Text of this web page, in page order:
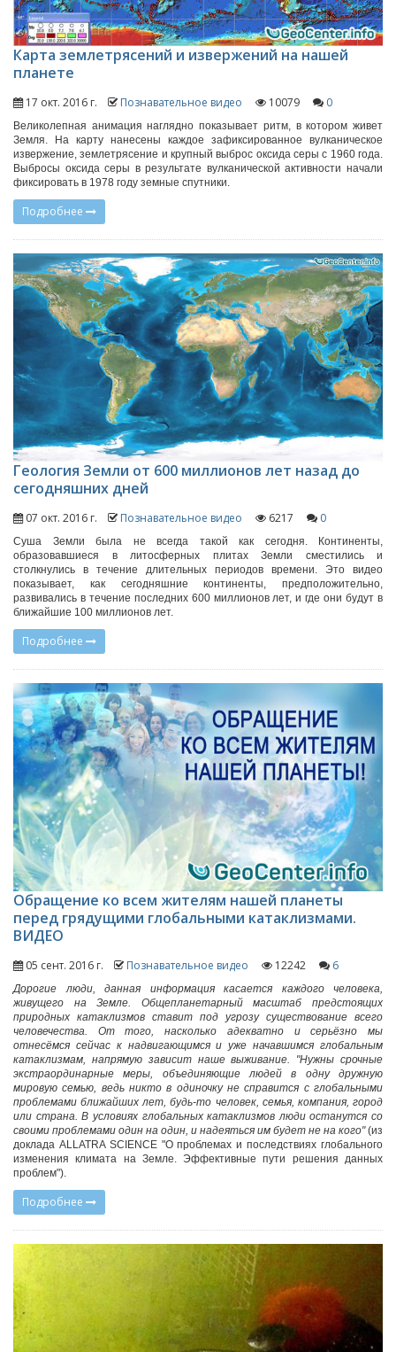
Карта землетрясений и извержений на нашей
планете
17 окт. 2016 г. Познавательное видео 10079 0
Великолепная анимация наглядно показывает ритм, в котором живет
Земля. На карту нанесены каждое зафиксированное вулканическое
извержение, землетрясение и крупный выброс оксида серы с 1960 года.
Выбросы оксида серы в результате вулканической активности начали
фиксировать в 1978 году земные спутники.
Подробнее
Геология Земли от 600 миллионов лет назад до
сегодняшних дней
07 окт. 2016 г. Познавательное видео 6217 0
Суша Земли была не всегда такой как сегодня. Континенты,
образовавшиеся в литосферных плитах Земли сместились и
столкнулись в течение длительных периодов времени. Это видео
показывает, как сегодняшние континенты, предположительно,
развивались в течение последних 600 миллионов лет, и где они будут в
ближайшие 100 миллионов лет.
Подробнее
Обращение ко всем жителям нашей планеты
перед грядущими глобальными катаклизмами.
ВИДЕО
05 сент. 2016 г. Познавательное видео 12242 6
Дорогие люди, данная информация касается каждого человека,
живущего на Земле. Общепланетарный масштаб предстоящих
природных катаклизмов ставит под угрозу существование всего
человечества. От того, насколько адекватно и серьёзно мы
отнесёмся сейчас к надвигающимся и уже начавшимся глобальным
катаклизмам, напрямую зависит наше выживание. "Нужны срочные
экстраординарные меры, объединяющие людей в одну дружную
мировую семью, ведь никто в одиночку не справится с глобальными
проблемами ближайших лет, будь-то человек, семья, компания, город
или страна. В условиях глобальных катаклизмов люди останутся со
своими проблемами один на один, и надеяться им будет не на кого"(из
доклада ALLATRA SCIENCE "О проблемах и последствиях глобального
изменения климата на Земле. Эффективные пути решения данных
проблем").
Подробнее